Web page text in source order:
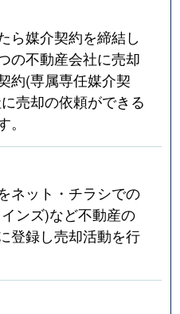
ら媒介契約を締結し
の不動産会社に売却
約(専属専任媒介契
売却の依頼ができる
ネット・チラシでの
ンズ)など不動産の
登録し売却活動を行